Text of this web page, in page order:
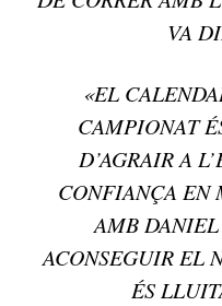
VA
«EL
CAMPIONAT
D’AGRAIR A
CONFIANÇA EN
AMB
ACONSEGUIR EL
ÉS